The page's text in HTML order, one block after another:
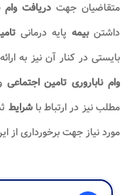
متقاضیان جهتدریافت وام
داشتنبیمه پایه درمانی
بایستی در کنار آن نیز به
وام ناباروری تامین اجتماعی
مطلب نیز در ارتباط باشرایط
مورد نیاز جهت برخورداری از